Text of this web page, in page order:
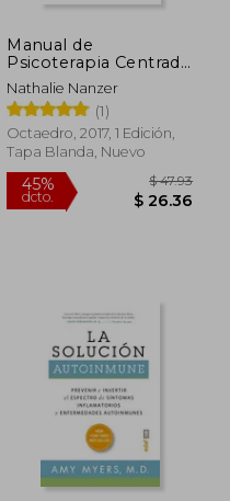
45%
Manual de
Psicoterapia Centrada
en la Parentalidad
Nathalie Nanzer
(1)
Octaedro, 2017, 1 Edición,
Tapa Blanda, Nuevo